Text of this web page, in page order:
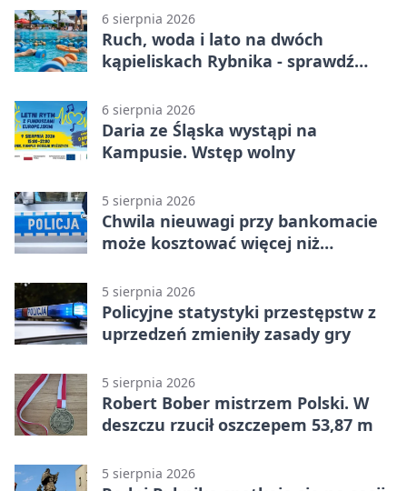
6 sierpnia 2026
Ruch, woda i lato na dwóch
kąpieliskach Rybnika - sprawdź
6 sierpnia 2026
Daria ze Śląska wystąpi na
Kampusie. Wstęp wolny
5 sierpnia 2026
Chwila nieuwagi przy bankomacie
może kosztować więcej niż
5 sierpnia 2026
Policyjne statystyki przestępstw z
uprzedzeń zmieniły zasady gry
5 sierpnia 2026
Robert Bober mistrzem Polski. W
deszczu rzucił oszczepem 53,87 m
5 sierpnia 2026